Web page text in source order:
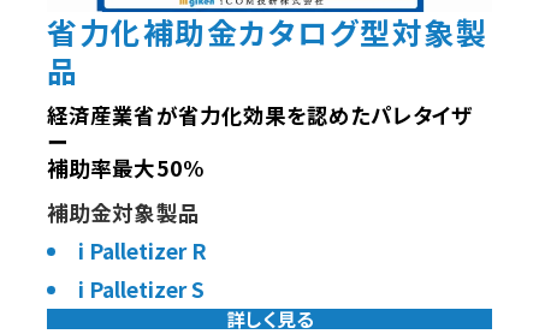
省力化補助金カタログ型対象製
品
経済産業省が省力化効果を認めたパレタイザ
ー
補助率最大50%
補助金対象製品
i Palletizer R
i Palletizer S
詳しく見る